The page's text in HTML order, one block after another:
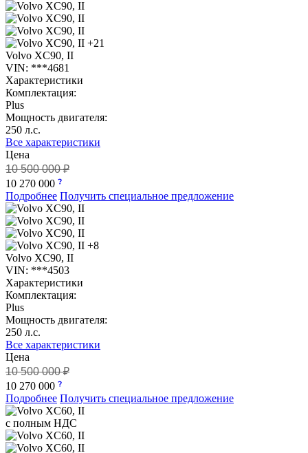
+21
Volvo XC90, II
VIN: ***4681
Характеристики
Комплектация:
Plus
Мощность двигателя:
250 л.с.
Все характеристики
Цена
10 500 000 ₽
10 270 000
Подробнее Получить специальное предложение
+8
Volvo XC90, II
VIN: ***4503
Характеристики
Комплектация:
Plus
Мощность двигателя:
250 л.с.
Все характеристики
Цена
10 500 000 ₽
10 270 000
Подробнее Получить специальное предложение
с полным НДС